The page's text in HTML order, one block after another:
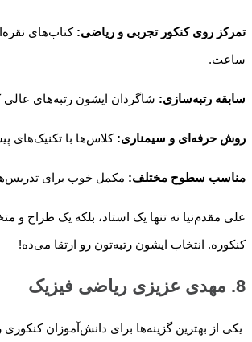
تمرکز روی کنکور تجربی و ریاضی:
ساعت.
سابقه رتبه‌سازی: شاگردان ایشون رتبه‌های
روش حرفه‌ای و سیمناری: کلاس‌ها با تکنیک‌های
مناسب سطوح مختلف: مکمل خوب برای
علی مقدم‌نیا نه تنها یک استاد، بلکه یک طراح و
کنکوره. انتخاب ایشون رتبه‌تون رو ارتقا می‌ده!
8. مهدی عزیزی ریاضی فیزیک
یکی از بهترین گزینه‌ها برای دانش‌آموزان